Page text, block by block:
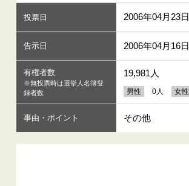
投票日 2006年04月23日
告示日 2006年04月16日
有権者数
※無投票時は選挙人名簿登
録者数
19,981人
男性 0人 女性
事由・ポイント その他